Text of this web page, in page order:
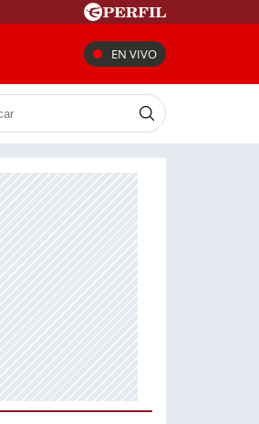
EN VIVO